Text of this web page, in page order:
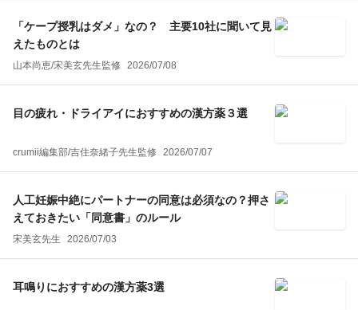
「ケープ授乳はダメ」なの？ 主要10社に聞いて見
えたものとは
山本尚恵/宋美玄先生監修 2026/07/08
目の疲れ・ドライアイにおすすめの漢方薬３選
crumii編集部/吉住奈緒子先生監修 2026/07/07
人工妊娠中絶にパートナーの同意は必須なの？押さ
えておきたい「同意書」のルール
宋美玄先生 2026/07/03
耳鳴りにおすすめの漢方薬3選